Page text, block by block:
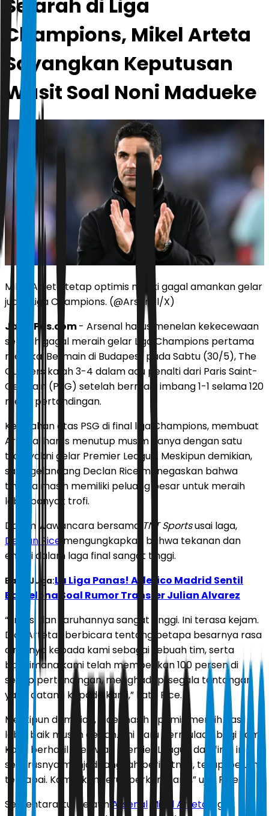
Sejarah di Liga
Champions, Mikel Arteta
Sayangkan Keputusan
Wasit Soal Noni Madueke
Mikel Arteta tetap optimis meski gagal amankan gelar
juara Liga Champions. (@Arsenal/X)
JawaPos.com- Arsenal harus menelan kekecewaan
setelah gagal meraih gelar Liga Champions pertama
mereka. Bermain di Budapest pada Sabtu (30/5), The
Gunners kalah 3-4 dalam adu penalti dari Paris Saint-
Germain (PSG) setelah bermain imbang 1-1 selama 120
menit pertandingan.
Kekalahan atas PSG di final liga Champions, membuat
Arsenal harus menutup musim hanya dengan satu
trofi, yakni gelar Premier League. Meskipun demikian,
sang gelandang Declan Rice menegaskan bahwa
timnya masih memiliki peluang besar untuk meraih
lebih banyak trofi.
Dalam wawancara bersama TNT Sportsusai laga,
Declan Rice mengungkapkan bahwa tekanan dan
emosi dalam laga final sangat tinggi.
Baca Juga:La Liga Panas! Atletico Madrid Sentil
Barcelona Soal Rumor Transfer Julian Alvarez
“Emosi dan taruhannya sangat tinggi. Ini terasa kejam.
Dia (Arteta) berbicara tentang betapa besarnya rasa
cintanya kepada kami sebagai sebuah tim, serta
bagaimana kami telah memberikan 100 persen di
setiap pertandingan, menghadapi segala tantangan
yang datang kepada kami,” kata Rice.
Meskipun demikian, Rice masih optimis meraih hasil
lebih baik musim depan. “Ini baru permulaan bagi kami.
Kami berhasil melewati Premier League dan final ini
seharusnya menjadi langkah berikutnya, tetapi belum
tercapai. Kami akan terus berkembang,” ujar Rice.
Sementara itu, pelatih Arsenal Mikel Arteta
juga